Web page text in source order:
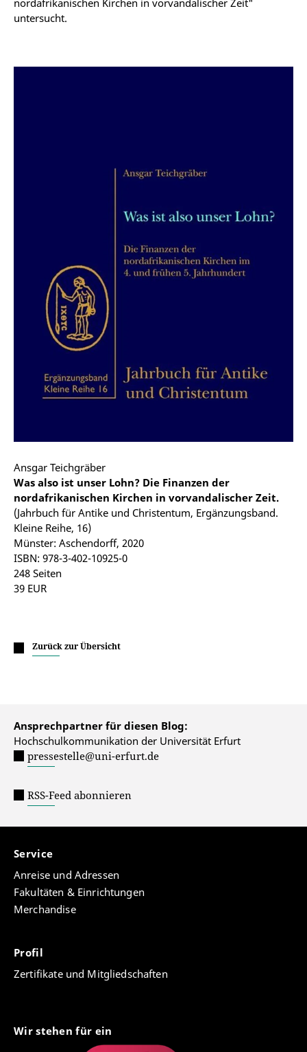
nordafrikanischen Kirchen in vorvandalischer Zeit"
untersucht.
Ansgar Teichgräber
Was also ist unser Lohn? Die Finanzen der
nordafrikanischen Kirchen in vorvandalischer Zeit.
(Jahrbuch für Antike und Christentum, Ergänzungsband.
Kleine Reihe, 16)
Münster: Aschendorff, 2020
ISBN: 978-3-402-10925-0
248 Seiten
39 EUR
Zurück zur Übersicht
Ansprechpartner für diesen Blog:
Hochschulkommunikation der Universität Erfurt
pressestelle@uni-erfurt.de
RSS-Feed abonnieren
Service
Anreise und Adressen
Fakultäten & Einrichtungen
Merchandise
Profil
Zertifikate und Mitgliedschaften
Wir stehen für ein